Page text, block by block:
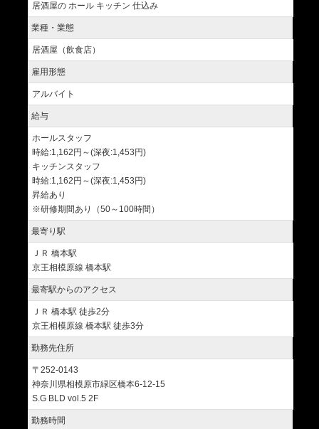
居酒屋の ホール キッチン 仕込み
業種・業態
居酒屋（飲食店）
雇用形態
アルバイト
給与
ホールスタッフ
時給:1,162円～(深夜:1,453円)
キッチンスタッフ
時給:1,162円～(深夜:1,453円)
昇給あり
※研修期間あり（50～100時間）
最寄り駅
ＪＲ 橋本駅
京王相模原線 橋本駅
最寄駅からのアクセス
ＪＲ 橋本駅 徒歩2分
京王相模原線 橋本駅 徒歩3分
勤務先住所
〒252-0143
神奈川県相模原市緑区橋本6-12-15
S.G BLD vol.5 2F
勤務時間